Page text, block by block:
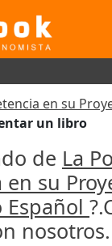
en su
un libro
de La
su
Español
nosotros.